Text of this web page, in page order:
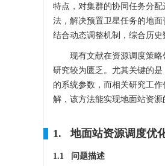
特点，对集群的协同任务分
法，解决预置卫星任务的地
结合动态调整机制，综合历史
现有文献在资源调度策
研究较为匮乏。尤其关键的
的系统参数，而相关研究工
解，该方法能实现地面站资源
1. 地面站资源调度优
1.1 问题描述